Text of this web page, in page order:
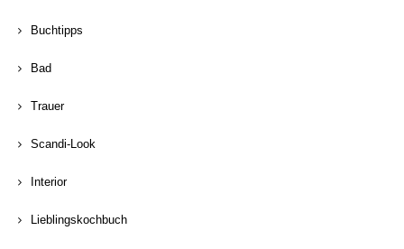
Buchtipps
Bad
Trauer
Scandi-Look
Interior
Lieblingskochbuch